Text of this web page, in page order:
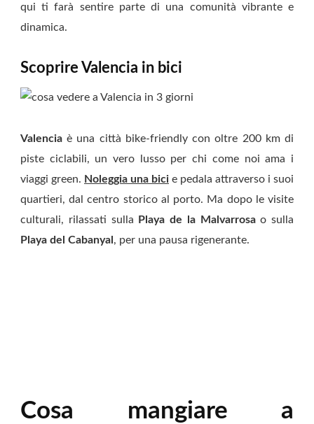
qui ti farà sentire parte di una comunità vibrante e
dinamica.
Scoprire Valencia in bici
Valencia è una città bike-friendly con oltre 200 km di
piste ciclabili, un vero lusso per chi come noi ama i
viaggi green. Noleggia una bici e pedala attraverso i suoi
quartieri, dal centro storico al porto. Ma dopo le visite
culturali, rilassati sulla
Playa de la Malvarrosao sulla
Playa del Cabanyal , per una pausa rigenerante.
Cosa mangiare a